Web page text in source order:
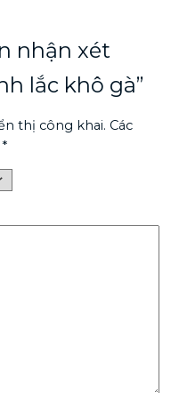
nhận xét
lắc khô gà”
thị công khai. Các
*